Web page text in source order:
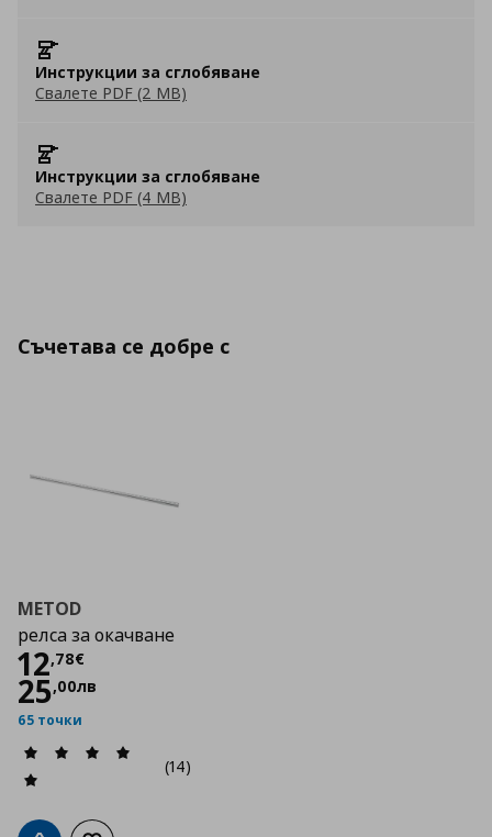
Инструкции за сглобяване
Свалете PDF (2 MB)
Инструкции за сглобяване
Свалете PDF (4 MB)
Съчетава се добре с
METOD
релса за окачване
12,78€
Цена
25,00лв
65 точки
(14)